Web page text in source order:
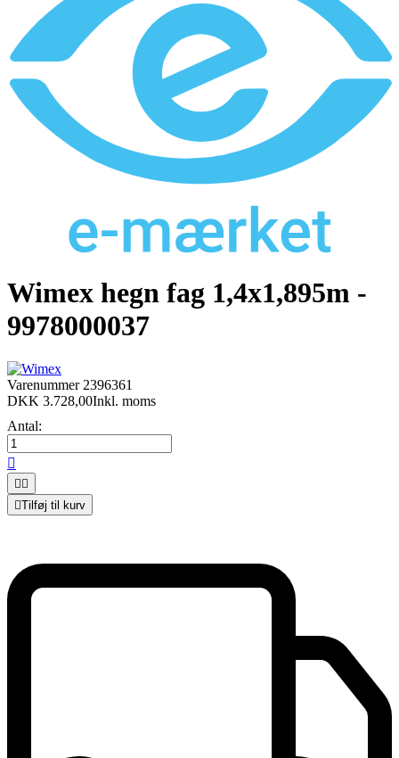
Wimex hegn fag 1,4x1,895m -
9978000037
Varenummer 2396361
DKK 3.728,00Inkl. moms
Antal:

 
Tilføj til kurv